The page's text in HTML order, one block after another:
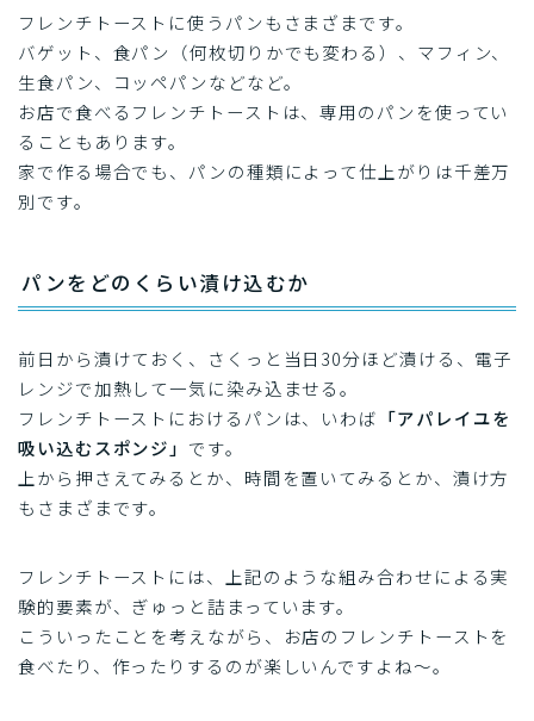
フレンチトーストに使うパンもさまざまです。
バゲット、食パン（何枚切りかでも変わる）、マフィン、
生食パン、コッペパンなどなど。
お店で食べるフレンチトーストは、専用のパンを使ってい
ることもあります。
家で作る場合でも、パンの種類によって仕上がりは千差万
別です。
パンをどのくらい漬け込むか
前日から漬けておく、さくっと当日30分ほど漬ける、電子
レンジで加熱して一気に染み込ませる。
フレンチトーストにおけるパンは、いわば 「アパレイユを
吸い込むスポンジ」 です。
上から押さえてみるとか、時間を置いてみるとか、漬け方
もさまざまです。
フレンチトーストには、上記のような組み合わせによる実
験的要素が、ぎゅっと詰まっています。
こういったことを考えながら、お店のフレンチトーストを
食べたり、作ったりするのが楽しいんですよね〜。